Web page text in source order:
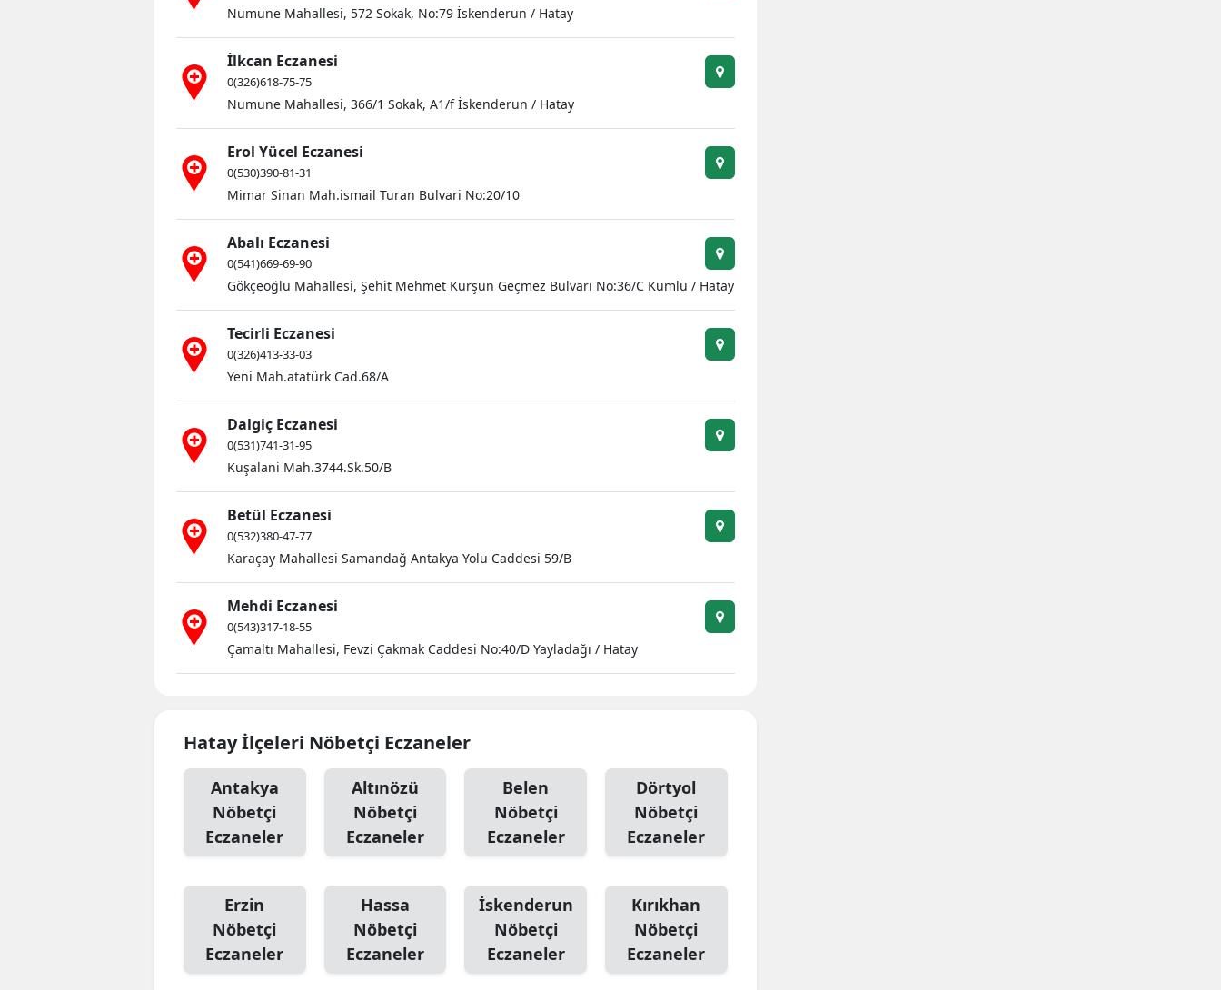
Numune Mahallesi, 572 Sokak, No:79 İskenderun / Hatay
İlkcan Eczanesi
0(326)618-75-75
Numune Mahallesi, 366/1 Sokak, A1/f İskenderun / Hatay
Erol Yücel Eczanesi
0(530)390-81-31
Mimar Sinan Mah.ismail Turan Bulvari No:20/10
Abalı Eczanesi
0(541)669-69-90
Gökçeoğlu Mahallesi, Şehit Mehmet Kurşun Geçmez Bulvarı No:36/C Kumlu / Hatay
Tecirli Eczanesi
0(326)413-33-03
Yeni Mah.atatürk Cad.68/A
Dalgiç Eczanesi
0(531)741-31-95
Kuşalani Mah.3744.Sk.50/B
Betül Eczanesi
0(532)380-47-77
Karaçay Mahallesi Samandağ Antakya Yolu Caddesi 59/B
Mehdi Eczanesi
0(543)317-18-55
Çamaltı Mahallesi, Fevzi Çakmak Caddesi No:40/D Yayladağı / Hatay
Hatay İlçeleri Nöbetçi Eczaneler
Antakya
Nöbetçi
Eczaneler
Altınözü
Nöbetçi
Eczaneler
Belen
Nöbetçi
Eczaneler
Dörtyol
Nöbetçi
Eczaneler
Erzin
Nöbetçi
Eczaneler
Hassa
Nöbetçi
Eczaneler
İskenderun
Nöbetçi
Eczaneler
Kırıkhan
Nöbetçi
Eczaneler